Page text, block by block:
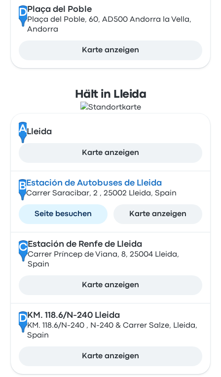
DPlaça del Poble
Plaça del Poble, 60, AD500 Andorra la Vella,
Andorra
Karte anzeigen
Hält in Lleida
ALleida
Karte anzeigen
B Estación de Autobuses de Lleida
Carrer Saracibar, 2 , 25002 Lleida, Spain
Seite besuchen Karte anzeigen
CEstación de Renfe de Lleida
Carrer Príncep de Viana, 8, 25004 Lleida,
Spain
Karte anzeigen
DKM. 118.6/N-240 Lleida
KM. 118.6/N-240 , N-240 & Carrer Salze, Lleida,
Spain
Karte anzeigen